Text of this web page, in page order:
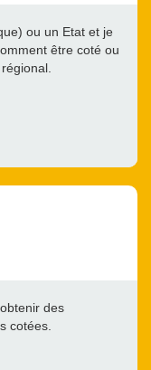
ou un Etat et je
être coté ou
des
cotées.